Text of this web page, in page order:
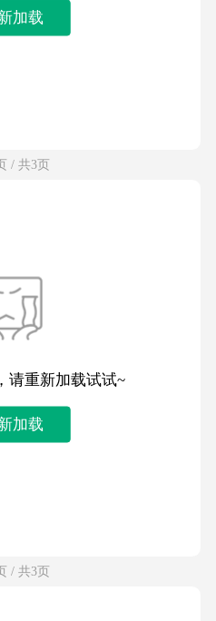
加载
/ 共3页
请重新加载试试~
加载
/ 共3页